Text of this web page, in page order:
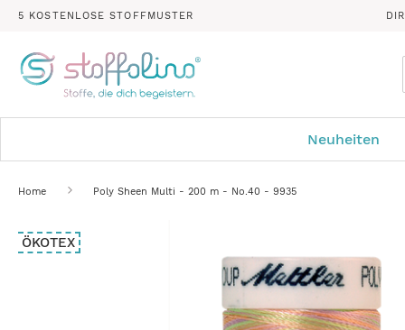
5 KOSTENLOSE STOFFMUSTER
Neuheiten
Home Poly Sheen Multi - 200 m - No.40 - 9935
Zum
Ende
ÖKOTEX